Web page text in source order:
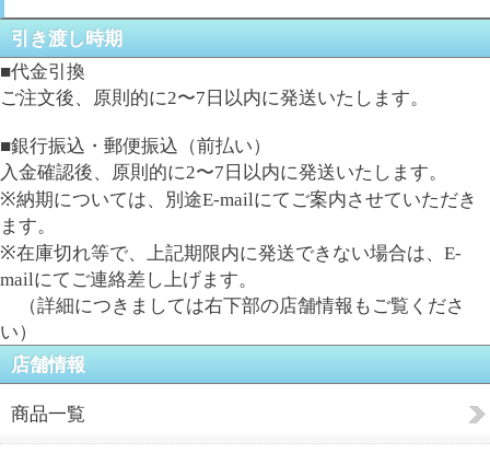
引き渡し時期
■代金引換
ご注文後、原則的に2〜7日以内に発送いたします。
■銀行振込・郵便振込（前払い）
入金確認後、原則的に2〜7日以内に発送いたします。
※納期については、別途E-mailにてご案内させていただき
ます。
※在庫切れ等で、上記期限内に発送できない場合は、E-
mailにてご連絡差し上げます。
（詳細につきましては右下部の店舗情報もご覧くださ
い）
店舗情報
商品一覧